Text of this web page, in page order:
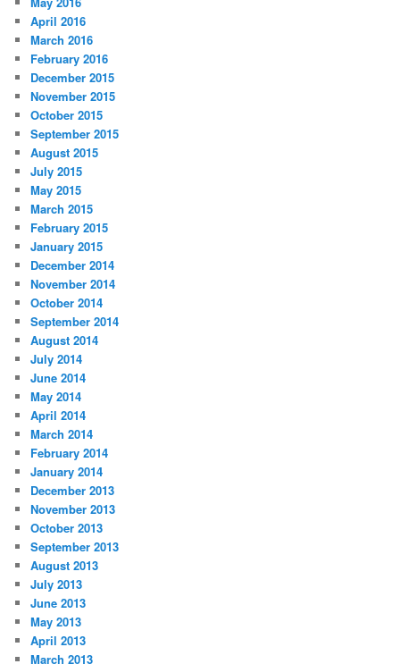
April 2016
March 2016
February 2016
December 2015
November 2015
October 2015
September 2015
August 2015
July 2015
May 2015
March 2015
February 2015
January 2015
December 2014
November 2014
October 2014
September 2014
August 2014
July 2014
June 2014
May 2014
April 2014
March 2014
February 2014
January 2014
December 2013
November 2013
October 2013
September 2013
August 2013
July 2013
June 2013
May 2013
April 2013
March 2013